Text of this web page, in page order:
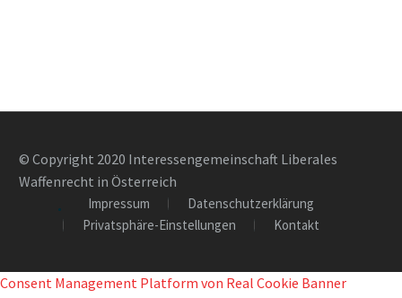
© Copyright 2020 Interessengemeinschaft Liberales
Waffenrecht in Österreich
Impressum
Datenschutzerklärung
Privatsphäre-Einstellungen
Kontakt
Consent Management Platform von Real Cookie Banner